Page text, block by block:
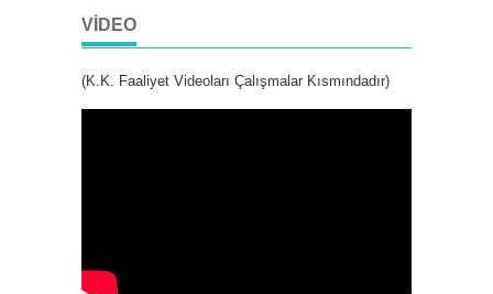
VIDEO
(K.K. Faaliyet Videoları Çalışmalar Kısmındadır)